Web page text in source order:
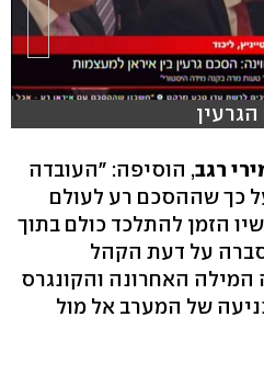
רגב, הוסיפה: "העובדה
כך שההסכם רע לעולם
הזמן להתלכד כולם בתוך
על דעת הקהל
המילה האחרונה והקונגרס
של המערב אל מול